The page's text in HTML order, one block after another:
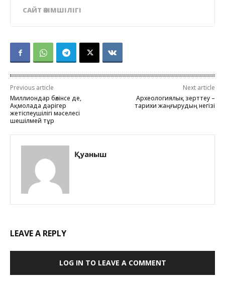
САЙТ ӘКІМШІЛІГІ
Previous article
Миллиондар бөлінсе де,
Ақмолада дәрігер
жетіспеушілігі мәселесі
шешілмей тұр
Next article
Археологиялық зерттеу –
тарихи жаңғырудың негізі
Қуаныш
LEAVE A REPLY
LOG IN TO LEAVE A COMMENT